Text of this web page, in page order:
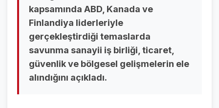
GALERİLER
VİDEO GALERİ
FOTO GALERİ
KURUMSAL
kapsamında ABD, Kanada ve
Finlandiya liderleriyle
gerçekleştirdiği temaslarda
savunma sanayii iş birliği, ticaret,
güvenlik ve bölgesel gelişmelerin ele
alındığını açıkladı.